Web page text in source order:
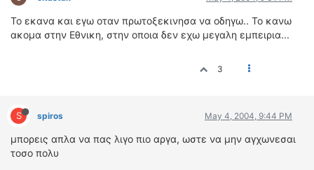
Το εκανα και εγω οταν πρωτοξεκινησα να οδηγω.. Το κανω
ακομα στην Εθνικη, στην οποια δεν εχω μεγαλη εμπειρια...
3
S spiros May 4, 2004, 9:44 PM
μπορεις απλα να πας λιγο πιο αργα, ωστε να μην αγχωνεσαι
τοσο πολυ